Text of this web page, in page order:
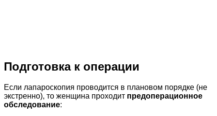
Подготовка к операции
Если лапароскопия проводится в плановом порядке (не
экстренно), то женщина проходит предоперационное
обследование: